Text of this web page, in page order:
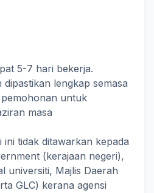
5-7 hari bekerja.
lengkap semasa
untuk
masa
ini tidak ditawarkan kepada
(kerajaan negeri),
universiti, Majlis Daerah
GLC) kerana agensi